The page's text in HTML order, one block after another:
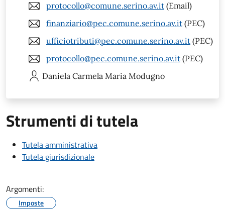
protocollo@comune.serino.av.it (Email)
finanziario@pec.comune.serino.av.it (PEC)
ufficiotributi@pec.comune.serino.av.it (PEC)
protocollo@pec.comune.serino.av.it (PEC)
Daniela Carmela Maria Modugno
Strumenti di tutela
Tutela amministrativa
Tutela giurisdizionale
Argomenti:
Imposte